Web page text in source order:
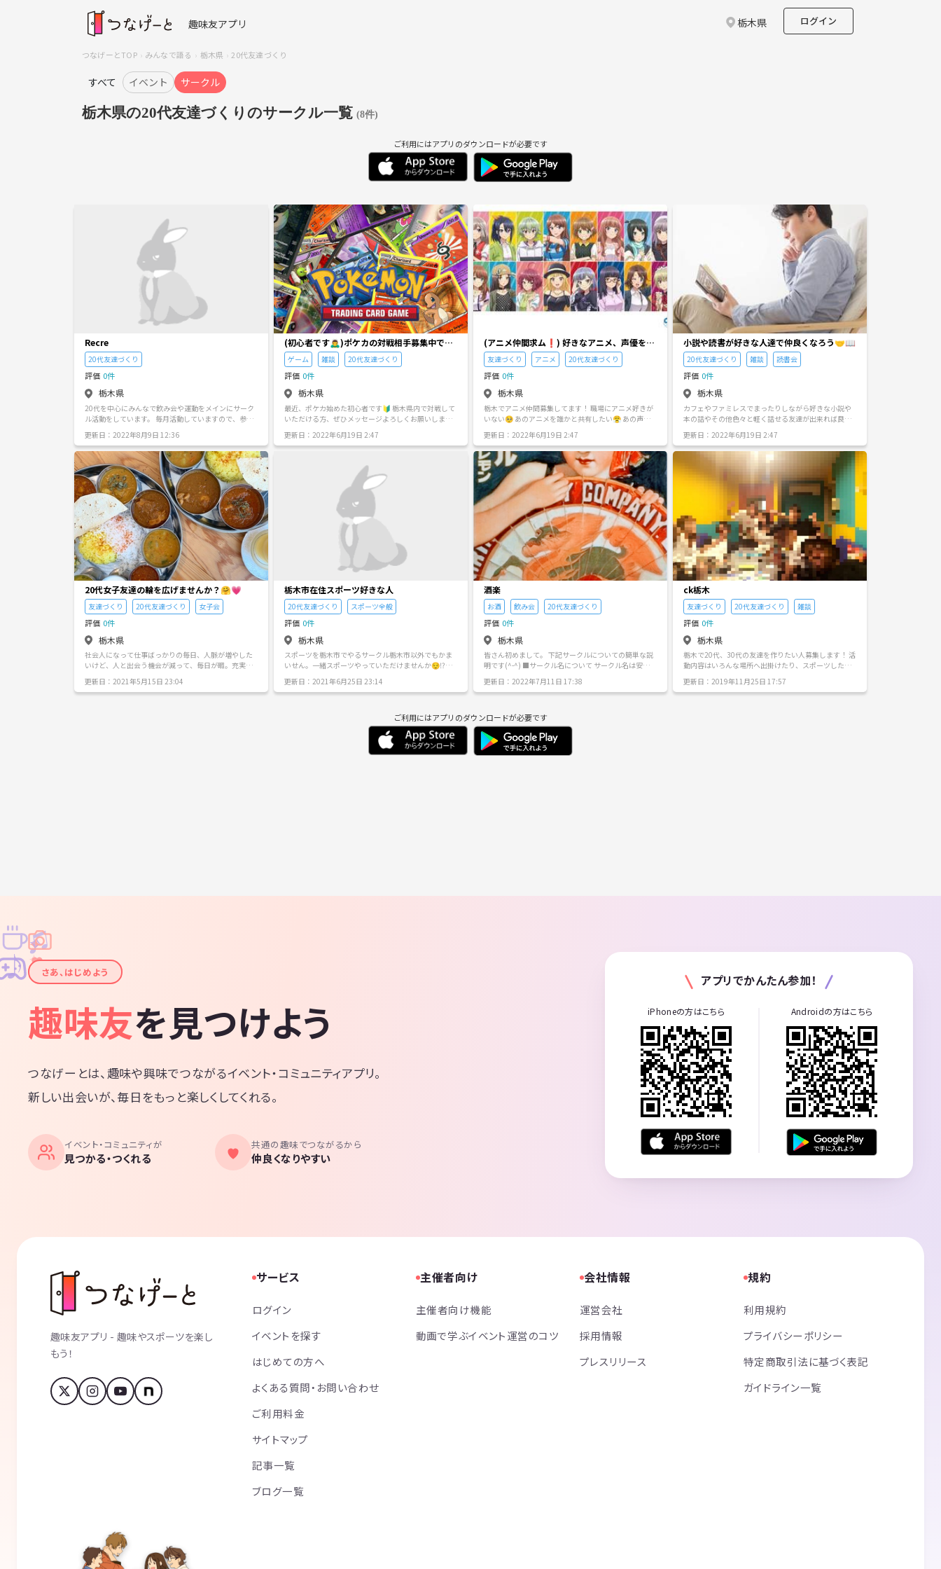
趣味友アプリ 栃木県 ログイン
つなげーとTOP みんなで語る 栃木県 20代友達づくり
すべて イベント サークル
栃木県の20代友達づくりのサークル一覧 (8件)
ご利用にはアプリのダウンロードが必要です
Recre
20代友達づくり
評価 0件
栃木県
20代を中心にみんなで飲み会や運動をメインにサーク
ル活動をしています。 毎月活動していますので、参加
更新日：2022年8月9日 12:36
(初心者です🙇‍♂️)ポケカの対戦相手募集中で
す！
ゲーム 雑談 20代友達づくり
評価 0件
栃木県
最近、ポケカ始めた初心者です🔰 栃木県内で対戦して
いただける方、ぜひメッセージよろしくお願いします
nderGOO 小山店
更新日：2022年6月19日 2:47
(アニメ仲間求ム❗️) 好きなアニメ、声優を共
有できる仲間が欲しい😤
友達づくり アニメ 20代友達づくり
評価 0件
栃木県
栃木でアニメ仲間募集してます！ 職場にアニメ好きが
いない🥺 あのアニメを誰かと共有したい😤 あの声優
ます！ 小山市〜宇都宮市のファミレスやカフェ(会話が
出来る所)でぜひ語り合いませんか？ メッセージお待ち
しております🙇‍♂️
更新日：2022年6月19日 2:47
小説や読書が好きな人達で仲良くなろう🤝📖
20代友達づくり 雑談 読書会
評価 0件
栃木県
カフェやファミレスでまったりしながら好きな小説や
本の話やその他色々と軽く話せる友達が出来れば良い
す📚 オススメを共有したい方、 メッセージお待ちして
ます🤝
更新日：2022年6月19日 2:47
20代女子友達の輪を広げませんか？🤗💗
友達づくり 20代友達づくり 女子会
評価 0件
栃木県
社会人になって仕事ばっかりの毎日、人脈が増やした
いけど、人と出会う機会が減って、毎日が暇。充実し
女子会して盛り上がりませんか🤗今はコロナなので静
かめで🤫 女子友達が増えたら一緒に旅行など、一緒に
更新日：2021年5月15日 23:04
栃木市在住スポーツ好きな人
20代友達づくり スポーツ全般
評価 0件
栃木県
スポーツを栃木市でやるサークル栃木市以外でもかま
いせん。一緒スポーツやっていただけませんか😌⁉️ち
てくれる方いますか
更新日：2021年6月25日 23:14
酒楽
お酒 飲み会 20代友達づくり
評価 0件
栃木県
皆さん初めまして。 下記サークルについての簡単な説
明です(^-^) ■サークル名について サークル名は安直に
ました。 ■サークル設立について 主催者はたまに１人
で飲みに行く程度にお酒が好きです。理由としては飲
ける様々な刺激にあります。 大雑把ですが、サークル
はこの刺激を自分でも作るために設立した次第です。
主催者は20代ですが、成人した社会人の方であればど
なたでもご参加頂ければと思います。 異なる価値観に
更新日：2022年7月11日 17:38
ck栃木
友達づくり 20代友達づくり 雑談
評価 0件
栃木県
栃木で20代、30代の友達を作りたい人募集します！ 活
動内容はいろんな場所へ出掛けたり、スポーツした
みんなのやりたいことを形にしていきたいと思ってま
す！ まだまだメンバーが少ないのでこれからどんどん
更新日：2019年11月25日 17:57
ご利用にはアプリのダウンロードが必要です
✦
✦
✧
✧
♪
♫
さあ、はじめよう
趣味友を見つけよう
つなげーとは、趣味や興味でつながるイベント・コミュニティアプリ。
新しい出会いが、毎日をもっと楽しくしてくれる。
イベント・コミュニティが
見つかる・つくれる
共通の趣味でつながるから
仲良くなりやすい
アプリでかんたん参加！
iPhoneの方はこちら Androidの方はこちら
趣味友アプリ - 趣味やスポーツを楽し
もう！
サービス
ログイン
イベントを探す
はじめての方へ
よくある質問・お問い合わせ
ご利用料金
サイトマップ
記事一覧
ブログ一覧
主催者向け
主催者向け機能
動画で学ぶイベント運営のコツ
会社情報
運営会社
採用情報
プレスリリース
規約
利用規約
プライバシーポリシー
特定商取引法に基づく表記
ガイドライン一覧